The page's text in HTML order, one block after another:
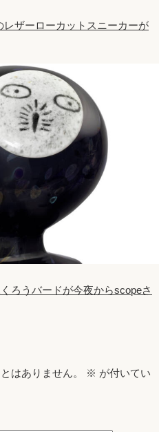
ザーローカットスニーカーが
ろうバードが今夜からscopeさ
はありません。 ※ が付いてい